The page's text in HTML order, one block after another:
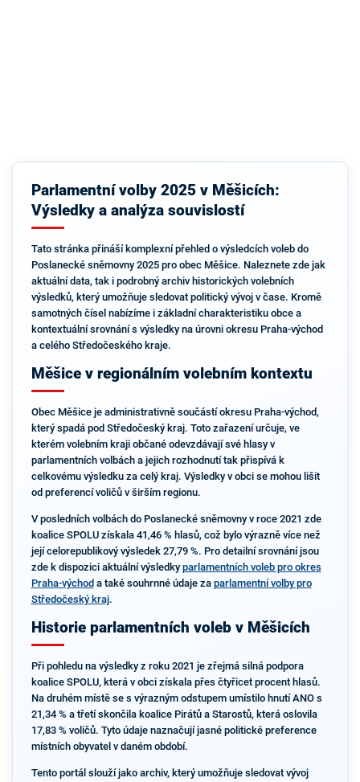
Parlamentní volby 2025 v Měšicích:
Výsledky a analýza souvislostí
Tato stránka přináší komplexní přehled o výsledcích voleb do
Poslanecké sněmovny 2025 pro obec Měšice. Naleznete zde jak
aktuální data, tak i podrobný archiv historických volebních
výsledků, který umožňuje sledovat politický vývoj v čase. Kromě
samotných čísel nabízíme i základní charakteristiku obce a
kontextuální srovnání s výsledky na úrovni okresu Praha-východ
a celého Středočeského kraje.
Měšice v regionálním volebním kontextu
Obec Měšice je administrativně součástí okresu Praha-východ,
který spadá pod Středočeský kraj. Toto zařazení určuje, ve
kterém volebním kraji občané odevzdávají své hlasy v
parlamentních volbách a jejich rozhodnutí tak přispívá k
celkovému výsledku za celý kraj. Výsledky v obci se mohou lišit
od preferencí voličů v širším regionu.
V posledních volbách do Poslanecké sněmovny v roce 2021 zde
koalice SPOLU získala 41,46 % hlasů, což bylo výrazně více než
její celorepublikový výsledek 27,79 %. Pro detailní srovnání jsou
zde k dispozici aktuální výsledky parlamentních voleb pro okres
Praha-východ a také souhrnné údaje za parlamentní volby pro
Středočeský kraj.
Historie parlamentních voleb v Měšicích
Při pohledu na výsledky z roku 2021 je zřejmá silná podpora
koalice SPOLU, která v obci získala přes čtyřicet procent hlasů.
Na druhém místě se s výrazným odstupem umístilo hnutí ANO s
21,34 % a třetí skončila koalice Pirátů a Starostů, která oslovila
17,83 % voličů. Tyto údaje naznačují jasné politické preference
místních obyvatel v daném období.
Tento portál slouží jako archiv, který umožňuje sledovat vývoj